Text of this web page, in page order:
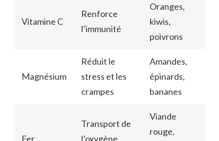
Vitamine C
Renforce
l’immunité
Oranges,
kiwis,
poivrons
Magnésium
Réduit le
stress et les
crampes
Amandes,
épinards,
bananes
Fer
Transport de
l’oxygène
Viande
rouge,